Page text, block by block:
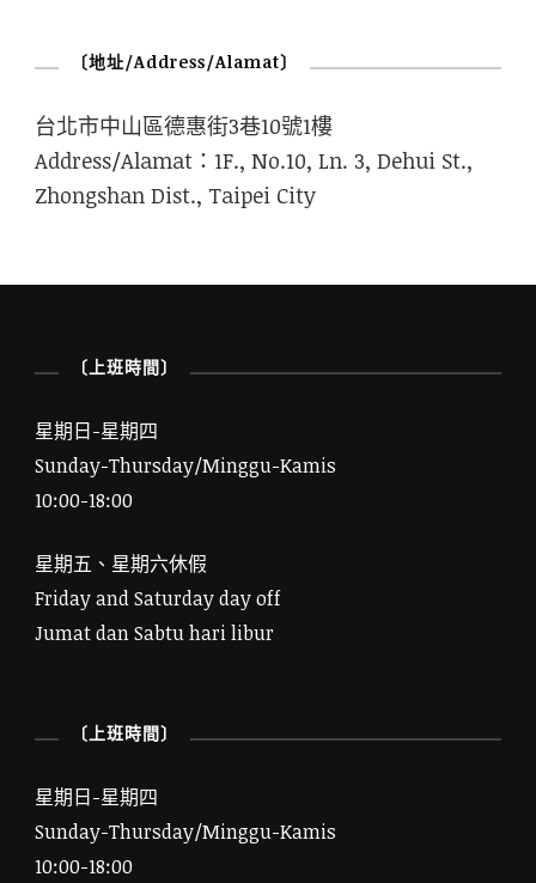
〔地址/Address/Alamat〕
台北市中山區德惠街3巷10號1樓
Address/Alamat：1F., No.10, Ln. 3, Dehui St.,
Zhongshan Dist., Taipei City
〔上班時間〕
星期日-星期四
Sunday-Thursday/Minggu-Kamis
10:00-18:00
星期五、星期六休假
Friday and Saturday day off
Jumat dan Sabtu hari libur
〔上班時間〕
星期日-星期四
Sunday-Thursday/Minggu-Kamis
10:00-18:00